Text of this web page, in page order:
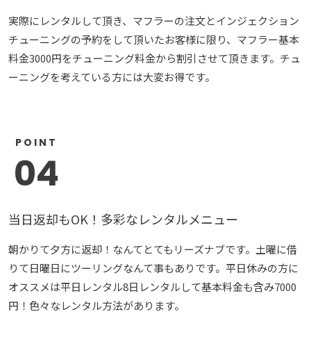
実際にレンタルして頂き、マフラーの注文とインジェクション
チューニングの予約をして頂いたお客様に限り、マフラー基本
料金3000円をチューニング料金から割引させて頂きます。チュ
ーニングを考えている方には大変お得です。
POINT
04
当日返却もOK！多彩なレンタルメニュー
朝かりて夕方に返却！なんてとてもリーズナブです。土曜に借
りて日曜日にツーリングなんて事もありです。平日休みの方に
オススメは平日レンタル8日レンタルして基本料金も含み7000
円！色々なレンタル方法があります。